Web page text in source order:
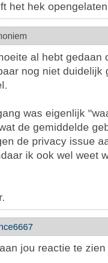
het hek
al hebt gedaan
nog niet duidelijk
was eigenlijk
de gemiddelde
de privacy issue
ik ook wel weet
jou reactie te